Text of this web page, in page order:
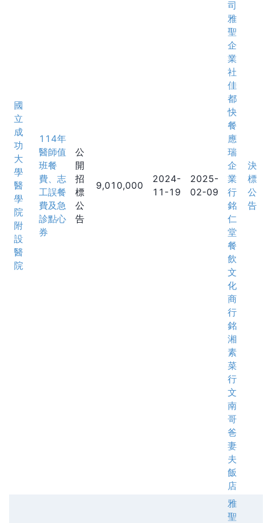
國
立
成
功
大
學
醫
學
院
附
設
醫
院
114年
醫師值
班餐
費、志
工誤餐
費及急
診點心
券
公
開
招
標
公
告
9,010,000
2024-
11-19
2025-
02-09
司
雅
聖
企
業
社
佳
都
快
餐
應
瑞
企
業
行
銘
仁
堂
餐
飲
文
化
商
行
銘
湘
素
菜
行
文
南
哥
爸
妻
夫
飯
店
決
標
公
告
雅
聖